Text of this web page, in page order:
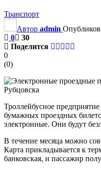
Транспорт
Автор admin
0
30
Поделится
0
(0)
Троллейбусное
бумажных проездных
электронные. Они будут
В течение месяца можно
Карта прикладывается к
банковская, и пассажир